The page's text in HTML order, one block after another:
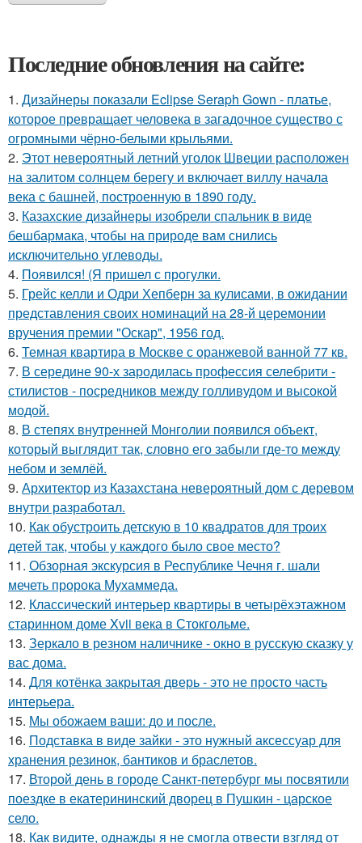
Последние обновления на сайте:
1. Дизайнеры показали Eclipse Seraph Gown - платье,
которое превращает человека в загадочное существо с
огромными чёрно-белыми крыльями.
2. Этот невероятный летний уголок Швеции расположен
на залитом солнцем берегу и включает виллу начала
века с башней, построенную в 1890 году.
3. Казахские дизайнеры изобрели спальник в виде
бешбармака, чтобы на природе вам снились
исключительно углеводы.
4. Появился! (Я пришел с прогулки.
5. Грейс келли и Одри Хепберн за кулисами, в ожидании
представления своих номинаций на 28-й церемонии
вручения премии "Оскар", 1956 год.
6. Темная квартира в Москве с оранжевой ванной 77 кв.
7. В середине 90-х зародилась профессия селебрити -
стилистов - посредников между голливудом и высокой
модой.
8. В степях внутренней Монголии появился объект,
который выглядит так, словно его забыли где-то между
небом и землёй.
9. Архитектор из Казахстана невероятный дом с деревом
внутри разработал.
10. Как обустроить детскую в 10 квадратов для троих
детей так, чтобы у каждого было свое место?
11. Обзорная экскурсия в Республике Чечня г. шали
мечеть пророка Мухаммеда.
12. Классический интерьер квартиры в четырёхэтажном
старинном доме Xvii века в Стокгольме.
13. Зеркало в резном наличнике - окно в русскую сказку у
вас дома.
14. Для котёнка закрытая дверь - это не просто часть
интерьера.
15. Мы обожаем ваши: до и после.
16. Подставка в виде зайки - это нужный аксессуар для
хранения резинок, бантиков и браслетов.
17. Второй день в городе Санкт-петербург мы посвятили
поездке в екатерининский дворец в Пушкин - царское
село.
18. Как видите, однажды я не смогла отвести взгляд от